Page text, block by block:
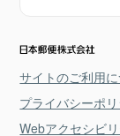
サイトのご利用
プライバシーポ
Webアクセシビ